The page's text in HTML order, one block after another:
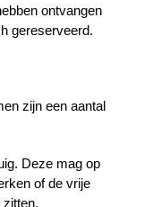
ontvangen
gereserveerd.
zijn een aantal
Deze mag op
of de vrije
zitten.